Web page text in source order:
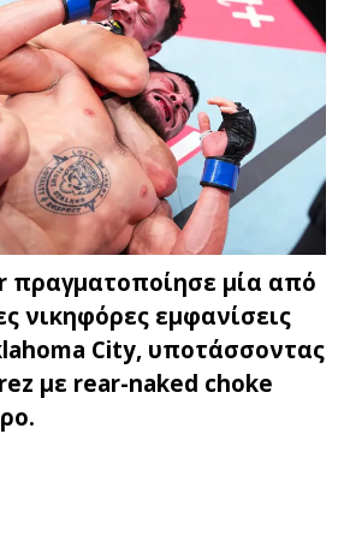
πραγματοποίησε μία από
νικηφόρες εμφανίσεις
City, υποτάσσοντας
με rear-naked choke